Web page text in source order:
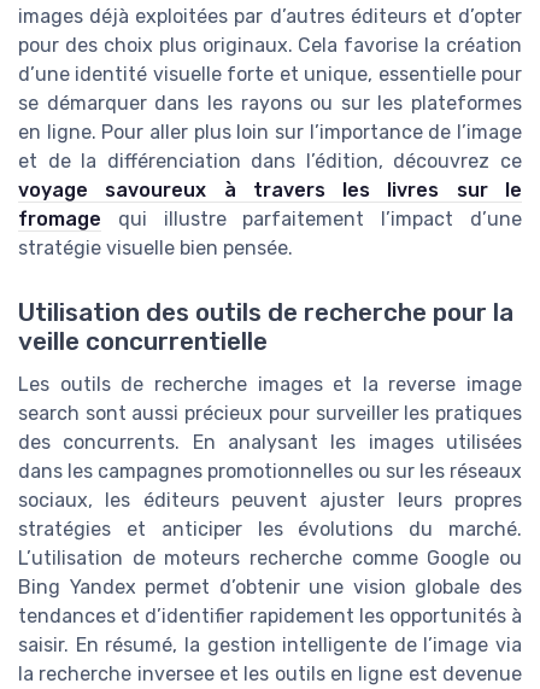
images déjà exploitées par d’autres éditeurs et d’opter
pour des choix plus originaux. Cela favorise la création
d’une identité visuelle forte et unique, essentielle pour
se démarquer dans les rayons ou sur les plateformes
en ligne. Pour aller plus loin sur l’importance de l’image
et de la différenciation dans l’édition, découvrez ce
voyage savoureux à travers les livres sur le
fromage qui illustre parfaitement l’impact d’une
stratégie visuelle bien pensée.
Utilisation des outils de recherche pour la
veille concurrentielle
Les outils de recherche images et la reverse image
search sont aussi précieux pour surveiller les pratiques
des concurrents. En analysant les images utilisées
dans les campagnes promotionnelles ou sur les réseaux
sociaux, les éditeurs peuvent ajuster leurs propres
stratégies et anticiper les évolutions du marché.
L’utilisation de moteurs recherche comme Google ou
Bing Yandex permet d’obtenir une vision globale des
tendances et d’identifier rapidement les opportunités à
saisir. En résumé, la gestion intelligente de l’image via
la recherche inversee et les outils en ligne est devenue